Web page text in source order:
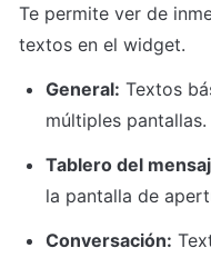
Te permite ver de
textos en el widget.
General: Textos
múltiples pantallas.
Tablero del
la pantalla de
Conversación: